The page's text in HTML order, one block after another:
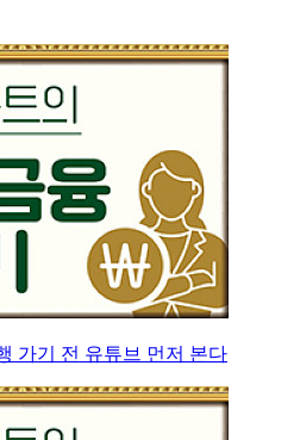
가기 전 유튜브 먼저 본다